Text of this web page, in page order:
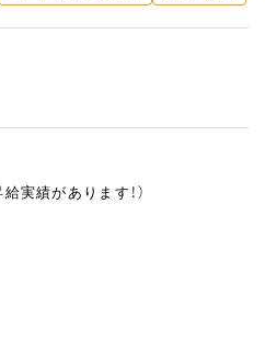
実績があります！）